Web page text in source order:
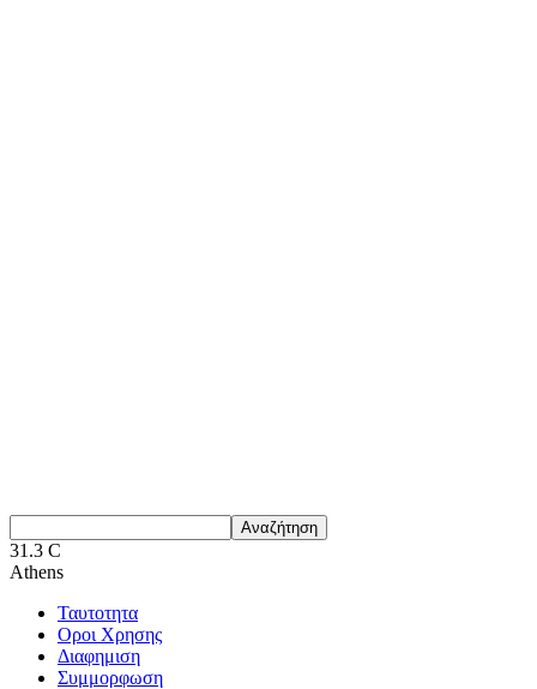
31.3 C
Athens
Ταυτοτητα
Οροι Χρησης
Διαφημιση
Συμμορφωση